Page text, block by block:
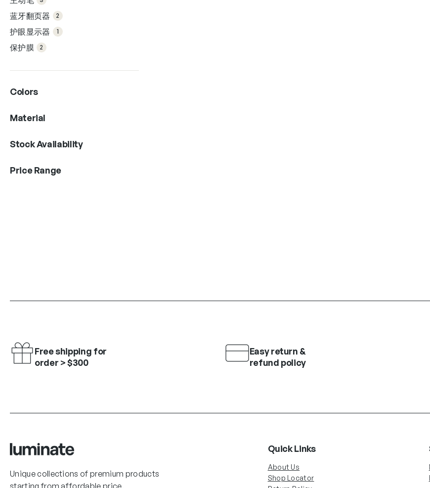
产
蓝牙翻页器 2
个
产
护眼显示器 1
1 个
产
品
保护膜 2
2
个
产
Colors
Material
Stock Availability
Price Range
Free shipping for
order > $300
Easy return &
refund policy
Unique collections of premium products
Quick Links
About Us
Shop Locator